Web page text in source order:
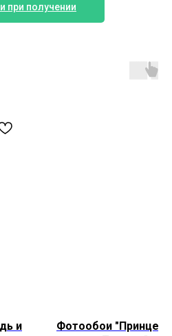
при получении
и
Фотообои